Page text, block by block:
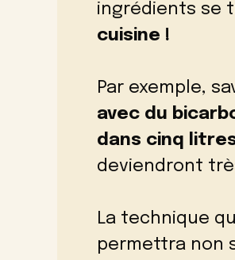
ingrédients se
cuisine !
Par exemple,
avec du
dans cinq litres
deviendront
La technique
permettra non